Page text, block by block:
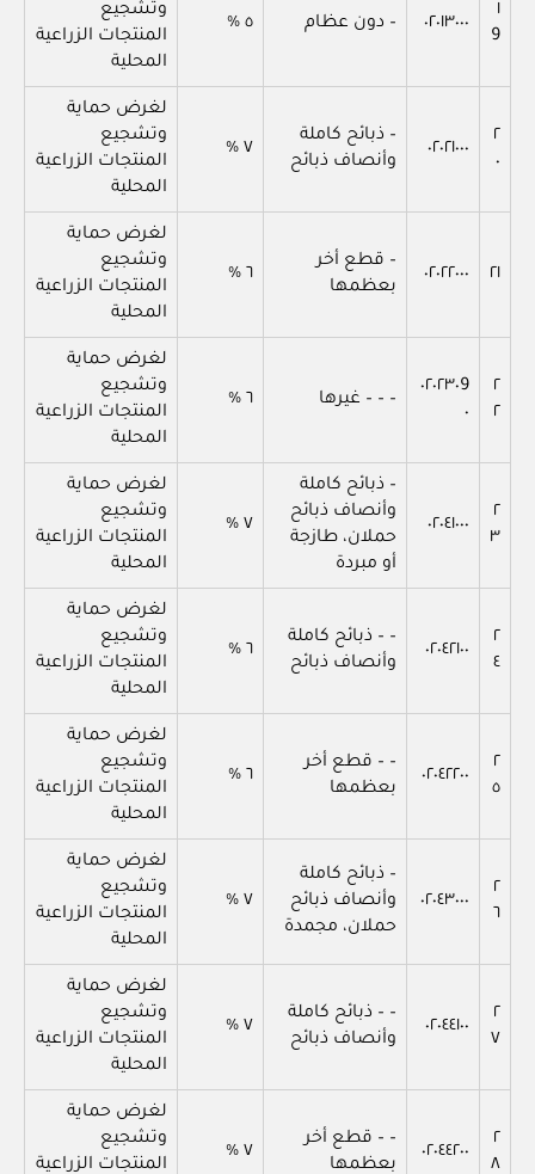
١
9
٠٢٠١٣٠٠٠ – دون عظام ٥ %
وتشجيع
المنتجات الزراعية
المحلية
٢
٠
٠٢٠٢١٠٠٠
– ذبائح كاملة
وأنصاف ذبائح
٧ %
لغرض حماية
وتشجيع
المنتجات الزراعية
المحلية
٢١ ٠٢٠٢٢٠٠٠
– قطع أخر
بعظمها
٦ %
لغرض حماية
وتشجيع
المنتجات الزراعية
المحلية
٢
٢
٠٢٠٢٣٠9
٠
– – – غيرها ٦ %
لغرض حماية
وتشجيع
المنتجات الزراعية
المحلية
٢
٣
٠٢٠٤١٠٠٠
– ذبائح كاملة
وأنصاف ذبائح
حملان، طازجة
أو مبردة
٧ %
لغرض حماية
وتشجيع
المنتجات الزراعية
المحلية
٢
٤
٠٢٠٤٢١٠٠
– – ذبائح كاملة
وأنصاف ذبائح
٦ %
لغرض حماية
وتشجيع
المنتجات الزراعية
المحلية
٢
٥
٠٢٠٤٢٢٠٠
– – قطع أخر
بعظمها
٦ %
لغرض حماية
وتشجيع
المنتجات الزراعية
المحلية
٢
٦
٠٢٠٤٣٠٠٠
– ذبائح كاملة
وأنصاف ذبائح
حملان، مجمدة
٧ %
لغرض حماية
وتشجيع
المنتجات الزراعية
المحلية
٢
٧
٠٢٠٤٤١٠٠
– – ذبائح كاملة
وأنصاف ذبائح
٧ %
لغرض حماية
وتشجيع
المنتجات الزراعية
المحلية
٢
٨
٠٢٠٤٤٢٠٠
– – قطع أخر
بعظمها
٧ %
لغرض حماية
وتشجيع
المنتجات الزراعية